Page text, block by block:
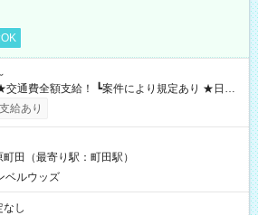
り） ┗働いたその日に現金GET♪ お仕事後はコ
い分を引き落とせます！ 【試用期間】試
給あり
田（最寄り駅：町田駅）
ベルウッズ
なし